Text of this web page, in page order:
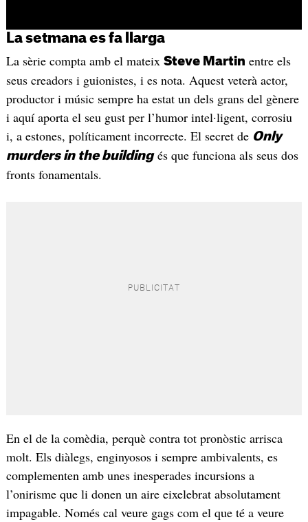
La setmana es fa llarga
La sèrie compta amb el mateix Steve Martin entre els
seus creadors i guionistes, i es nota. Aquest veterà actor,
productor i músic sempre ha estat un dels grans del gènere
i aquí aporta el seu gust per l’humor intel·ligent, corrosiu
i, a estones, políticament incorrecte. El secret de Only
murders in the buildingés que funciona als seus dos
fronts fonamentals.
En el de la comèdia, perquè contra tot pronòstic arrisca
molt. Els diàlegs, enginyosos i sempre ambivalents, es
complementen amb unes inesperades incursions a
l’onirisme que li donen un aire eixelebrat absolutament
impagable. Només cal veure gags com el que té a veure